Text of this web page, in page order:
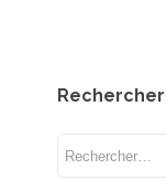
Rechercher